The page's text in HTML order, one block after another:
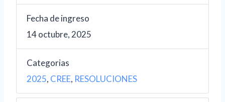
Fecha de ingreso
14 octubre, 2025
Categorias
2025, CREE, RESOLUCIONES